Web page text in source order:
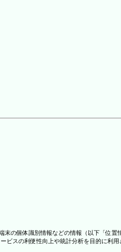
の個体識別情報などの情報（以下「位
スの利便性向上や統計分析を目的に利